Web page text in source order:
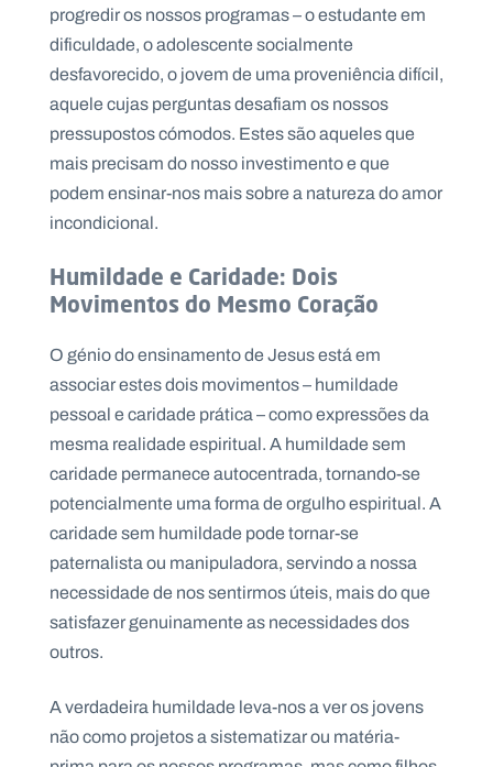
progredir os nossos programas – o estudante em
dificuldade, o adolescente socialmente
desfavorecido, o jovem de uma proveniência difícil,
aquele cujas perguntas desafiam os nossos
pressupostos cómodos. Estes são aqueles que
mais precisam do nosso investimento e que
podem ensinar-nos mais sobre a natureza do amor
incondicional.
Humildade e Caridade: Dois
Movimentos do Mesmo Coração
O génio do ensinamento de Jesus está em
associar estes dois movimentos – humildade
pessoal e caridade prática – como expressões da
mesma realidade espiritual. A humildade sem
caridade permanece autocentrada, tornando-se
potencialmente uma forma de orgulho espiritual. A
caridade sem humildade pode tornar-se
paternalista ou manipuladora, servindo a nossa
necessidade de nos sentirmos úteis, mais do que
satisfazer genuinamente as necessidades dos
outros.
A verdadeira humildade leva-nos a ver os jovens
não como projetos a sistematizar ou matéria-